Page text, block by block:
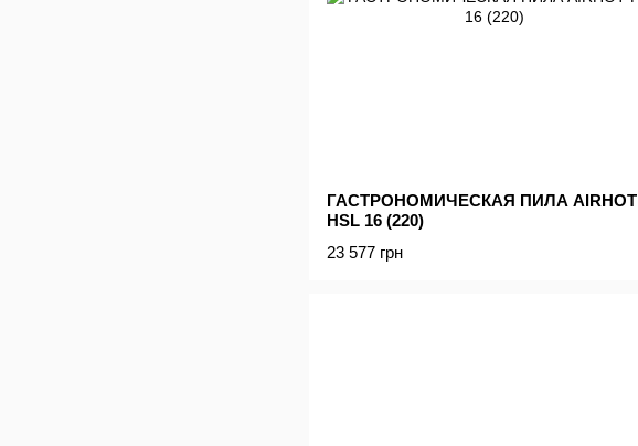
ГАСТРОНОМИЧЕСКАЯ ПИЛА AIRHOT
HSL 16 (220)
23 577 грн